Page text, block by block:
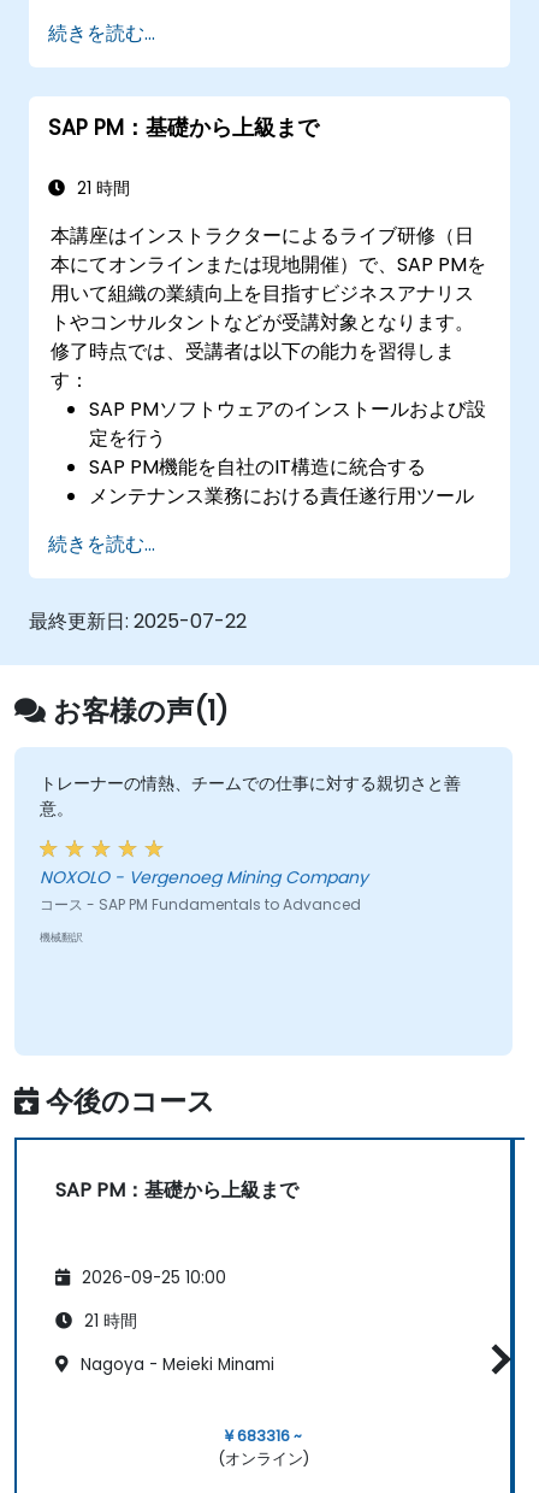
続きを読む...
SAP PM：基礎から上級まで
21 時間
本講座はインストラクターによるライブ研修（日
本にてオンラインまたは現地開催）で、SAP PMを
用いて組織の業績向上を目指すビジネスアナリス
トやコンサルタントなどが受講対象となります。
修了時点では、受講者は以下の能力を習得しま
す：
SAP PMソフトウェアのインストールおよび設
定を行う
SAP PM機能を自社のIT構造に統合する
メンテナンス業務における責任遂行用ツール
顧客ニーズに対応するため、SAP PMのレポー
ト機能を利用する
SAP PM導入が工場運営や作業者の安全に与え
続きを読む...
最終更新日: 2025-07-22
お客様の声(1)
トレーナーの情熱、チームでの仕事に対する親切さと善
意。
NOXOLO - Vergenoeg Mining Company
コース - SAP PM Fundamentals to Advanced
機械翻訳
今後のコース
SAP PM：基礎から上級まで
2026-09-25 10:00
21 時間
Nagoya - Meieki Minami
¥ 683316 ~
(オンライン)